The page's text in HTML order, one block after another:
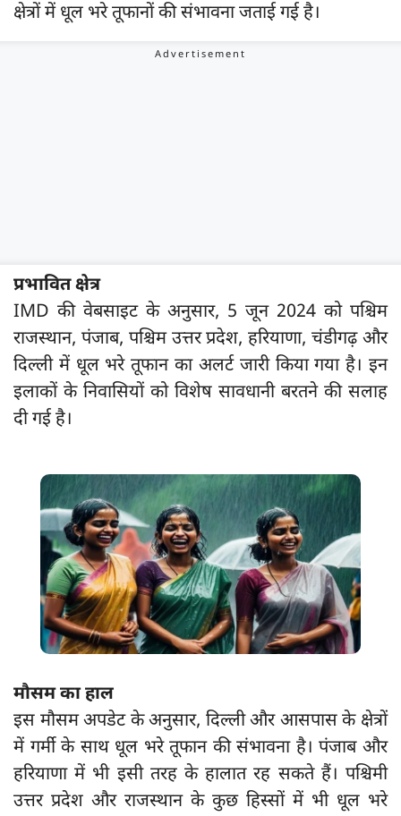
क्षेत्रों में धूल भरे तूफानों की संभावना जताई गई है।
प्रभावित क्षेत्र
IMD की वेबसाइट के अनुसार, 5 जून 2024 को पश्चिम
राजस्थान, पंजाब, पश्चिम उत्तर प्रदेश, हरियाणा, चंडीगढ़ और
दिल्ली में धूल भरे तूफान का अलर्ट जारी किया गया है। इन
इलाकों के निवासियों को विशेष सावधानी बरतने की सलाह
दी गई है।
मौसम का हाल
इस मौसम अपडेट के अनुसार, दिल्ली और आसपास के क्षेत्रों
में गर्मी के साथ धूल भरे तूफान की संभावना है। पंजाब और
हरियाणा में भी इसी तरह के हालात रह सकते हैं। पश्चिमी
उत्तर प्रदेश और राजस्थान के कुछ हिस्सों में भी धूल भरे